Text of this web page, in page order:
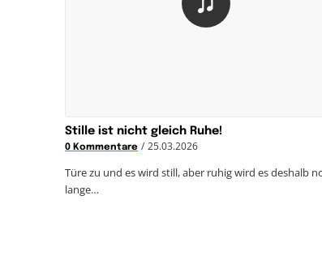
Stille ist nicht gleich Ruhe!
0 Kommentare / 25.03.2026
Türe zu und es wird still, aber ruhig wird es deshalb
lange…